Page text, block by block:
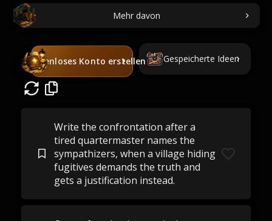
Mehr davon
Kostenloses Konto erstellen Gespeicherte Ideen
Write the confrontation after a
tired quartermaster names the
sympathizers, when a village hiding
fugitives demands the truth and
gets a justification instead.